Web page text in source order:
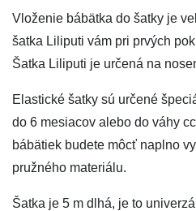
Vloženie bábätka do šatky je
šatka Liliputi vám pri prvých
Šatka Liliputi je určená na
Elastické šatky sú určené
do 6 mesiacov alebo do váhy
bábätiek budete môcť naplno
pružného materiálu.
Šatka je 5 m dlhá, je to